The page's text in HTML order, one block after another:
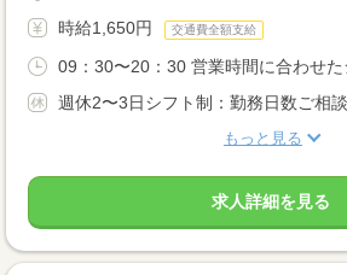
時給1,650円 交通費全額支給
09：30〜20：30 営業時間に合わせた
週休2〜3日シフト制：勤務日数ご相談
もっと見る
求人詳細を見る